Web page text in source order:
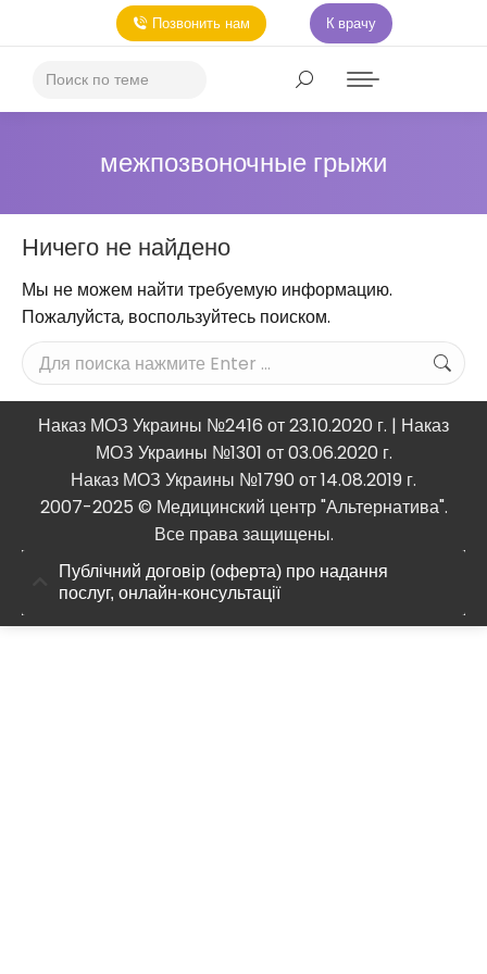
Позвонить нам К врачу
межпозвоночные грыжи
Ничего не найдено
Мы не можем найти требуемую информацию.
Пожалуйста, воспользуйтесь поиском.
Наказ МОЗ Украины №2416 от 23.10.2020 г. | Наказ
МОЗ Украины №1301 от 03.06.2020 г.
Наказ МОЗ Украины №1790 от 14.08.2019 г.
2007-2025 © Медицинский центр "Альтернатива".
Все права защищены.
Публічний договір (оферта) про надання
послуг, онлайн-консультації